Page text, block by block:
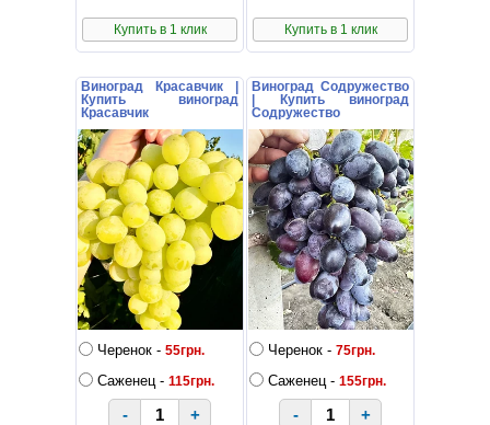
Купить в 1 клик Купить в 1 клик
Виноград Красавчик |
Купить виноград
Красавчик
Черенок - 55грн.
Саженец - 115грн.
- +
Виноград Содружество
| Купить виноград
Содружество
Черенок - 75грн.
Саженец - 155грн.
- +